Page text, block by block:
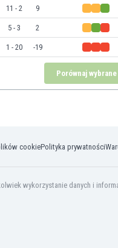
11 - 2 9
5 - 3 2
1 - 20 -19
Porównaj
cookiePolityka prywatności
wykorzystanie danych i